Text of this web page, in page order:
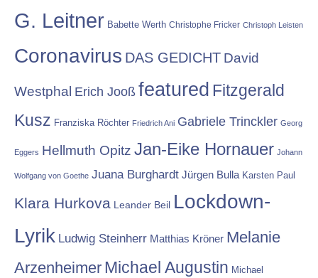
G. Leitner Babette Werth Christophe Fricker Christoph Leisten
Coronavirus DAS GEDICHT David
Westphal Erich Jooß featured Fitzgerald
Kusz Franziska Röchter Friedrich Ani Gabriele Trinckler Georg
Eggers Hellmuth Opitz Jan-Eike Hornauer Johann
Wolfgang von Goethe Juana Burghardt Jürgen Bulla Karsten Paul
Klara Hurkova Leander Beil Lockdown-
Lyrik Ludwig Steinherr Matthias Kröner Melanie
Arzenheimer Michael Augustin Michael